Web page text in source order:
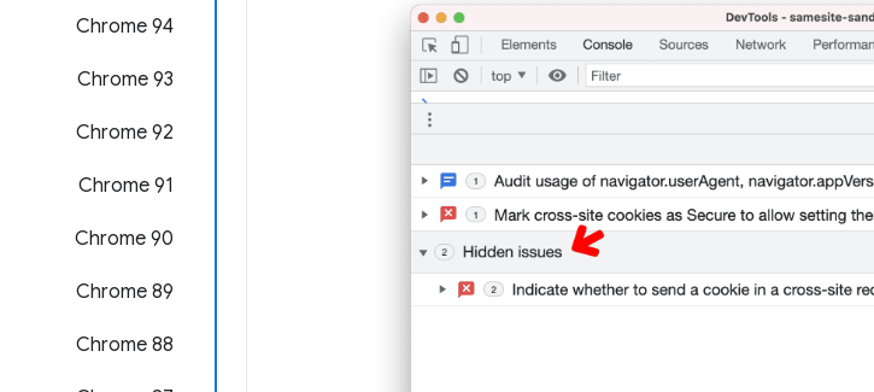
Chrome 94
Chrome 93
‫Chrome 92
‫Chrome 91
Chrome 90
Chrome 89
Chrome 88